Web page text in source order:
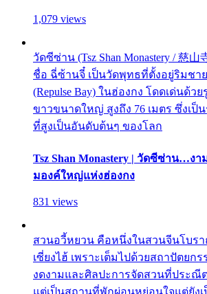
1,079 views
วัดซีซ่าน (Tsz Shan Monastery / 慈
ชื่อ ฉี่ซ้านจี๋ เป็นวัดพุทธที่ตั้งอยู่ริมชา
(Repulse Bay) ในฮ่องกง โดดเด่นด้
ขาวขนาดใหญ่ สูงถึง 76 เมตร ซึ่งเป็
ที่สูงเป็นอันดับต้นๆ ของโลก
Tsz Shan Monastery | วัดซีซ่าน…งา
มองค์ใหญ่แห่งฮ่องกง
831 views
สวนอวี้หยวน คือหนึ่งในสวนจีนโบร
เซี่ยงไฮ้ เพราะเต็มไปด้วยสถาปัตย
งดงามและศิลปะการจัดสวนที่ประณี
แต่เป็นสถานที่พักผ่อนหย่อนใจแต่ยัง